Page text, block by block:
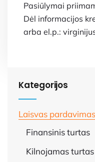
Pasiūlymai
Dėl informacijos
arba el.p.:
Kategorijos
Laisvas pardavimas
Finansinis turtas
Kilnojamas turtas